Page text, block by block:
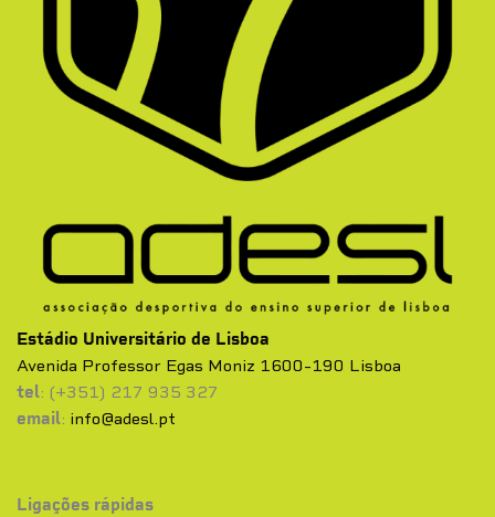
Estádio Universitário de Lisboa
Avenida Professor Egas Moniz 1600-190 Lisboa
tel: (+351) 217 935 327
email: info@adesl.pt
Ligações rápidas